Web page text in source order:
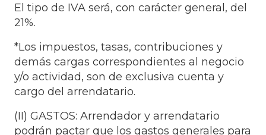
El tipo de IVA será, con carácter general, del
21%.
*Los impuestos, tasas, contribuciones y
demás cargas correspondientes al negocio
y/o actividad, son de exclusiva cuenta y
cargo del arrendatario.
(II) GASTOS: Arrendador y arrendatario
podrán pactar que los gastos generales para